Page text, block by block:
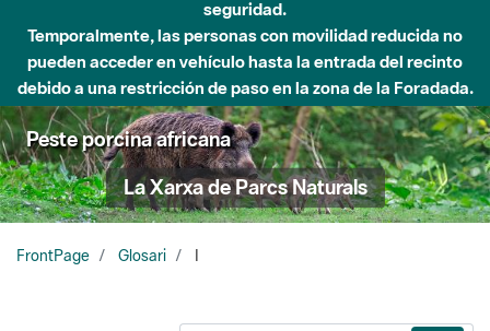
seguridad.
Temporalmente, las personas con movilidad reducida no
pueden acceder en vehículo hasta la entrada del recinto
debido a una restricción de paso en la zona de la Foradada.
Peste porcina africana
La Xarxa de Parcs Naturals
FrontPage Glosari